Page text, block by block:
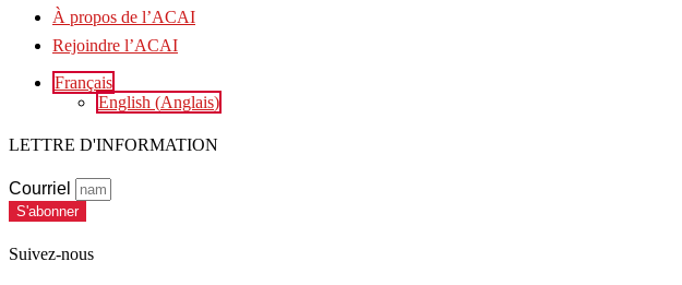
À propos de l’ACAI
Rejoindre l’ACAI
Français
English (Anglais)
LETTRE D'INFORMATION
Courriel
S'abonner
Suivez-nous